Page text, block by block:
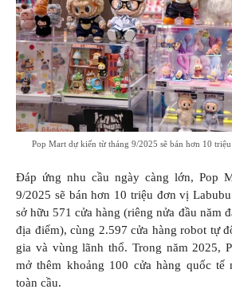
Pop Mart dự kiến từ tháng 9/2025 sẽ bán hơn 10
Đáp ứng nhu cầu ngày càng lớn, Pop
9/2025 sẽ bán hơn 10 triệu đơn vị
sở hữu 571 cửa hàng (riêng nửa đầu năm
địa điểm), cùng 2.597 cửa hàng robot tự
gia và vùng lãnh thổ. Trong năm 2025,
mở thêm khoảng 100 cửa hàng quốc tế
toàn cầu.